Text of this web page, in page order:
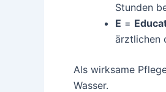
Stunden
E =
ärztlichen
Als wirksame
Wasser.